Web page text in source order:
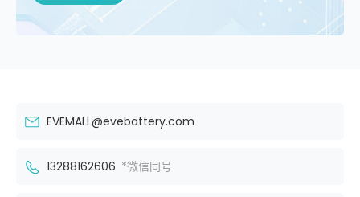
EVEMALL@evebattery.com
13288162606 *微信同号